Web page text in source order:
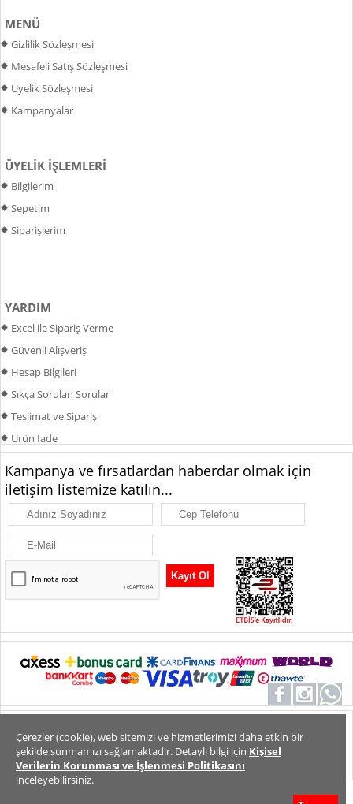
MENÜ
Gizlilik Sözleşmesi
Mesafeli Satış Sözleşmesi
Üyelik Sözleşmesi
Kampanyalar
ÜYELİK İŞLEMLERİ
Bilgilerim
Sepetim
Siparişlerim
YARDIM
Excel ile Sipariş Verme
Güvenli Alışveriş
Hesap Bilgileri
Sıkça Sorulan Sorular
Teslimat ve Sipariş
Ürün İade
Kampanya ve fırsatlardan haberdar olmak için
iletişim listemize katılın...
Tüm Hakları Saklıdır. Copyright 2026
Çerezler (cookie), web sitemizi ve hizmetlerimizi daha etkin bir
şekilde sunmamızı sağlamaktadır. Detaylı bilgi için Kişisel
Verilerin Korunması ve İşlenmesi Politikasını
inceleyebilirsiniz.